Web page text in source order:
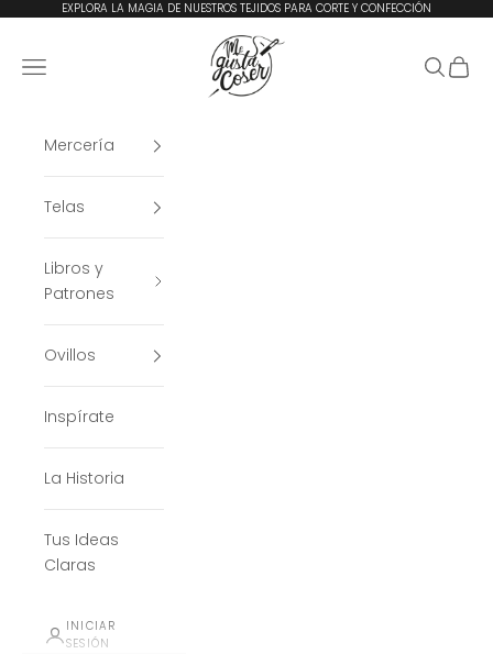
Ir al contenidoEXPLORA LA MAGIA DE NUESTROS TEJIDOS PARA CORTE Y CONFECCIÓN
Me Gusta Coser
Menú
Buscar
Cesta
Mercería
Telas
Libros y
Patrones
Ovillos
Inspírate
La Historia
Tus Ideas
Claras
INICIAR
SESIÓN